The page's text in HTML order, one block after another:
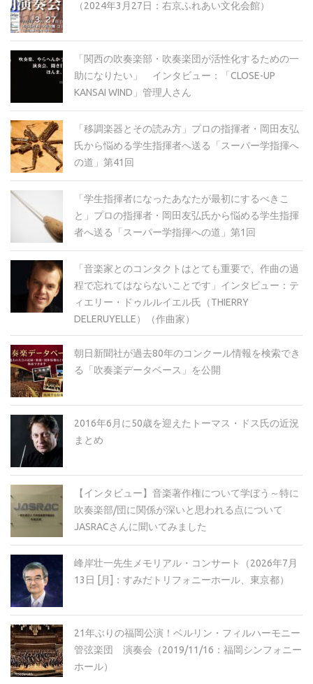
（2024年3月27日：右京ふれあい文化会館）
「関西の吹奏楽部・吹奏楽団が活性化するための一
助になりたい」 インタビュー：「CLOSE-UP
KANSAI WIND」管理人さん
「移調楽器とその読み方」プロの指揮者・岡田友弘
氏から悩める学生指揮者へ送る「スーパー学指揮へ
の道」第41回
「学生指揮者になったあなたが最初にするべきこ
と」プロの指揮者・岡田友弘氏から悩める学生指揮
者へ送る「スーパー学指揮への道」第1回
「音楽家とのコンタクトはとても重要で、作曲の過
程で忘れてはならないことです」インタビュー：テ
ィエリー・ドゥルルイエル氏（THIERRY
DELERUYELLE）（作曲家）
朝日新聞社が過去80年のコンクール情報を検索でき
る「吹奏楽データベース」を公開
2016年6月に50歳を迎えたトーマス・ドス氏の近況
まとめ
【インタビュー】音楽著作権について学ぼう～特に
吹奏楽部/団に関係が深いと思われる点について
JASRACさんに聞いてみました
峰岸壮一先生メモリアル・コンサート（2026年7月
13日 [月]：すみだトリフォニーホール、東京都）
21年ぶりの福岡公演！ベルリン・フィルハーモニー
管弦楽団 演奏会（2019/11/16：福岡シンフォニー
ホール）